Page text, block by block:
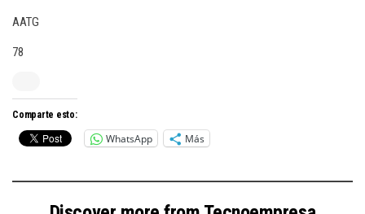
AATG
78
Comparte esto:
WhatsApp Más